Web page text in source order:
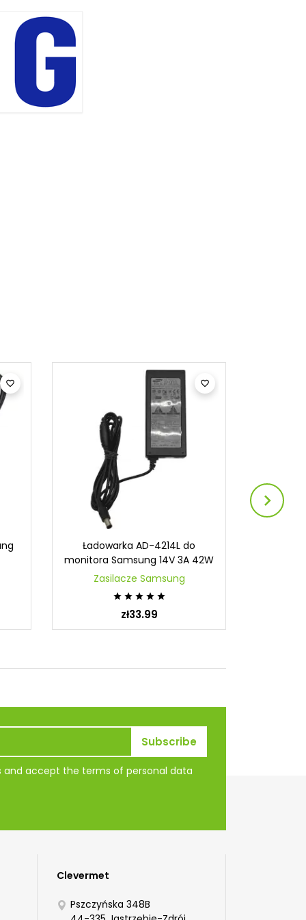
 
Ładowarka AD-4214L do
monitora Samsung 14V 3A 42W
Zasilacze Samsung
    
zł33.99

and accept the terms of personal data
Clevermet
Pszczyńska 348B